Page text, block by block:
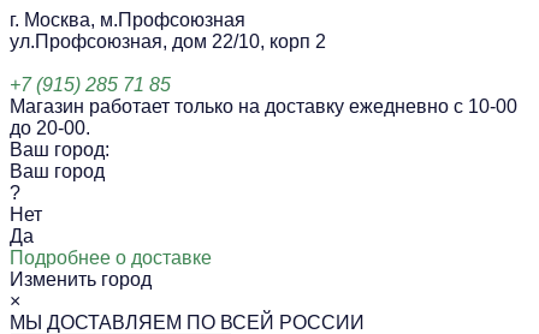
г. Москва, м.Профсоюзная
ул.Профсоюзная, дом 22/10, корп 2
+7 (915) 285 71 85
Магазин работает только на доставку ежедневно с 10-00
до 20-00.
Ваш город:
Ваш город
?
Нет
Да
Подробнее о доставке
Изменить город
×
МЫ ДОСТАВЛЯЕМ ПО ВСЕЙ РОССИИ